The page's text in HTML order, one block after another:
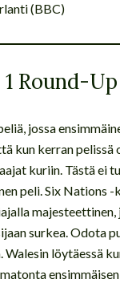
(BBC)
Round-Up
jossa
kun kerran pelissä
kuriin. Tästä ei
peli. Six Nations
surkea. Odota
löytäessä